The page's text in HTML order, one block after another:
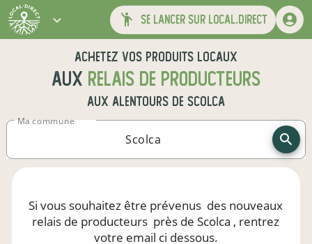
se lancer sur local.direct
Achetez vos produits locaux
aux relais de producteurs
aux alentours de Scolca
Ma commune
Si vous souhaitez être prévenus des nouveaux
relais de producteurs près de Scolca , rentrez
votre email ci dessous.